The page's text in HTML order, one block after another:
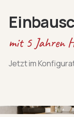
mit 5 Jahren
Jetzt im